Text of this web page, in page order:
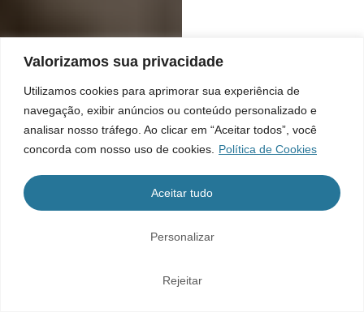
Valorizamos sua privacidade
Utilizamos cookies para aprimorar sua experiência de
navegação, exibir anúncios ou conteúdo personalizado e
analisar nosso tráfego. Ao clicar em “Aceitar todos”, você
concorda com nosso uso de cookies.
Política de Cookies
Personalizar
Rejeitar
Aceitar tudo